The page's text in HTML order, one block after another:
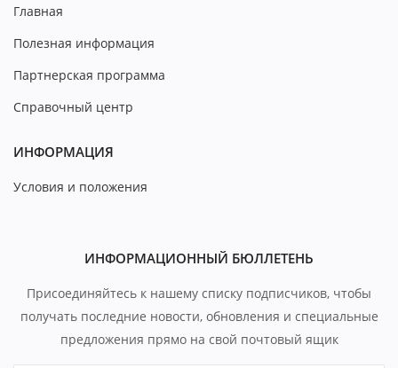
Главная
Полезная информация
Партнерская программа
Справочный центр
ИНФОРМАЦИЯ
Условия и положения
ИНФОРМАЦИОННЫЙ БЮЛЛЕТЕНЬ
Присоединяйтесь к нашему списку подписчиков, чтобы
получать последние новости, обновления и специальные
предложения прямо на свой почтовый ящик